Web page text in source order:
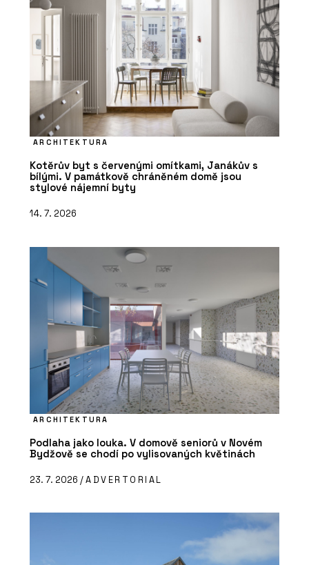
ARCHITEKTURA
Kotěrův byt s červenými omítkami, Janákův s
bílými. V památkově chráněném domě jsou
stylové nájemní byty
14. 7. 2026
ARCHITEKTURA
Podlaha jako louka. V domově seniorů v Novém
Bydžově se chodí po vylisovaných květinách
23. 7. 2026 /ADVERTORIAL